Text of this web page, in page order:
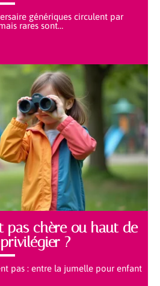
génériques circulent par
rares sont…
pas chère ou haut de
?
pas : entre la jumelle pour enfant